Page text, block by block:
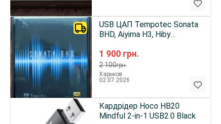
1 900 грн.
2 100грн.
USB ЦАП Tempotec Sonata
BHD, Aiyima H3, Hiby
Харьков
02.07.2026
Кардрідер Hoco HB20
Mindful 2-in-1 USB2.0 Black